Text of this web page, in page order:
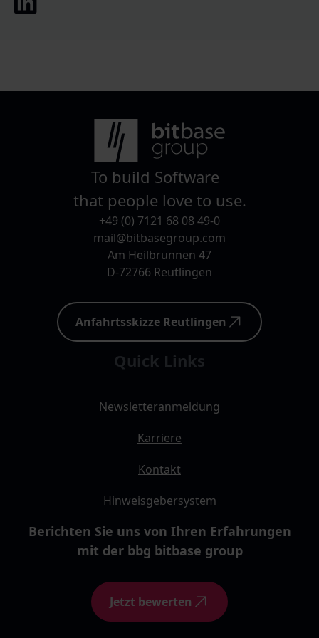
To build Software
that people love to use.
+49 (0) 7121 68 08 49-0
mail@bitbasegroup.com
Am Heilbrunnen 47
D-72766 Reutlingen
Anfahrtsskizze Reutlingen
Quick Links
Newsletteranmeldung
Karriere
Kontakt
Hinweisgebersystem
Berichten Sie uns von Ihren Erfahrungen
mit der bbg bitbase group
Jetzt bewerten